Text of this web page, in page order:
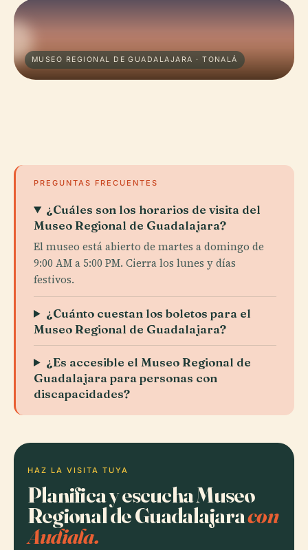
MUSEO REGIONAL DE GUADALAJARA · TONALÁ
PREGUNTAS FRECUENTES
¿Cuáles son los horarios de visita del
Museo Regional de Guadalajara?
El museo está abierto de martes a domingo de
9:00 AM a 5:00 PM. Cierra los lunes y días
festivos.
¿Cuánto cuestan los boletos para el
Museo Regional de Guadalajara?
¿Es accesible el Museo Regional de
Guadalajara para personas con
discapacidades?
HAZ LA VISITA TUYA
Planifica y escucha Museo
Regional de Guadalajaracon
Audiala.